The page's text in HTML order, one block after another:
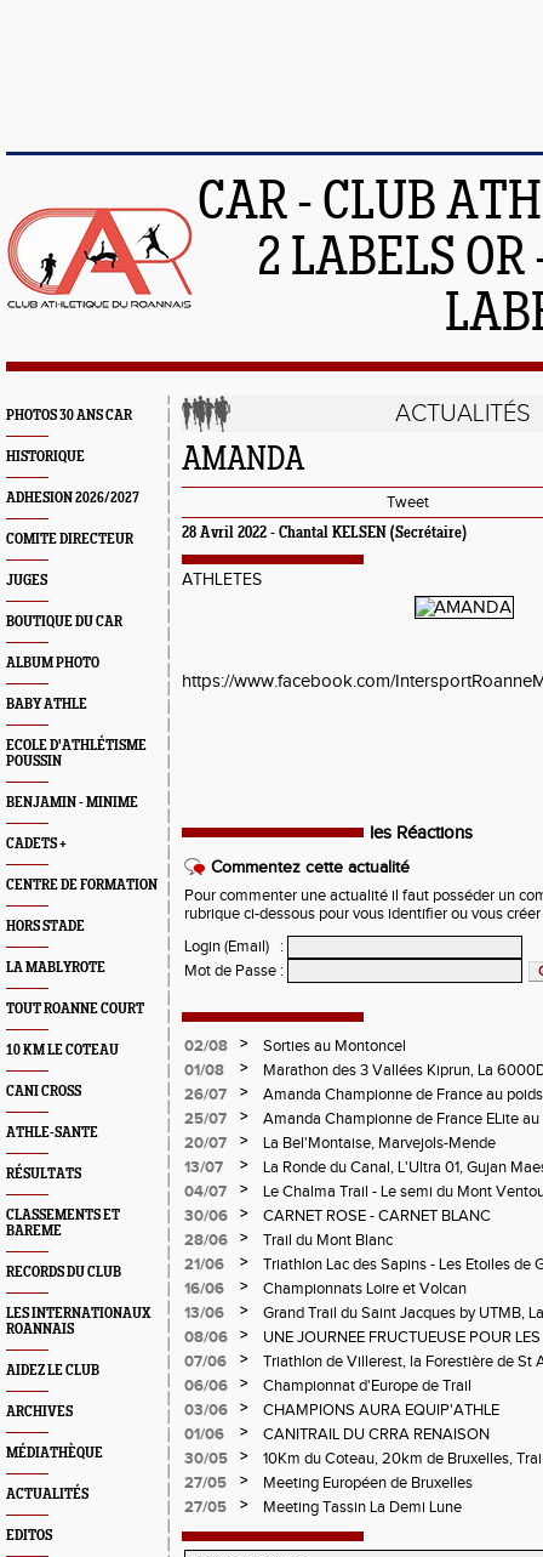
CAR - CLUB
2 LABELS
PHOTOS 30 ANS CAR
HISTORIQUE
ADHESION 2026/2027
COMITE DIRECTEUR
JUGES
BOUTIQUE DU CAR
ALBUM PHOTO
BABY ATHLE
ECOLE D'ATHLÉTISME
POUSSIN
BENJAMIN - MINIME
CADETS +
CENTRE DE FORMATION
HORS STADE
LA MABLYROTE
TOUT ROANNE COURT
10 KM LE COTEAU
CANI CROSS
ATHLE-SANTE
RÉSULTATS
CLASSEMENTS ET
BAREME
RECORDS DU CLUB
LES INTERNATIONAUX
ROANNAIS
AIDEZ LE CLUB
ARCHIVES
MÉDIATHÈQUE
ACTUALITÉS
EDITOS
ACTUALITÉS
AMANDA
Tweet
28 Avril 2022 - Chantal KELSEN (Secrétaire)
ATHLETES
https://www.facebook.com/
les Réactions
Commentez cette actualité
Pour commenter une actualité il faut posséder un
rubrique ci-dessous pour vous identifier ou vous
Login (Email)
:
Mot de Passe :
02/08 >
Sorties au Montoncel
01/08
>
Marathon des 3 Vallées Kiprun, La
Verticale d'Orcières, St Augustin
26/07 >
Amanda Championne de France au poids
25/07
>
Amanda Championne de France ELite
20/07
>
La Bel'Montaise, Marvejols-Mende
13/07
>
La Ronde du Canal, L'Ultra 01, Gujan
04/07
>
Le Chalma Trail - Le semi du Mont
Cublize - Les Passerelles de Monteynard
Pralognon La Vanoise
30/06 >
CARNET ROSE - CARNET BLANC
28/06
>
Trail du Mont Blanc
21/06
>
Triathlon Lac des Sapins - Les Etoiles de
16/06
>
Championnats Loire et Volcan
13/06
>
Grand Trail du Saint Jacques by UTMB,
d'Andrézieux-Bouthéon
08/06 >
UNE JOURNEE FRUCTUEUSE POUR
CHAMPIONNATS DE LA LOIRE A
07/06 >
Triathlon de Villerest, la Forestière de St
Circuit de la Sure, Tour du Pays Roannais
06/06 >
Championnat d'Europe de Trail
03/06
>
CHAMPIONS AURA EQUIP'ATHLE
01/06
>
CANITRAIL DU CRRA RENAISON
30/05
>
10Km du Coteau, 20km de Bruxelles,
Pilatrail
27/05 >
Meeting Européen de Bruxelles
27/05
> Meeting Tassin La Demi Lune